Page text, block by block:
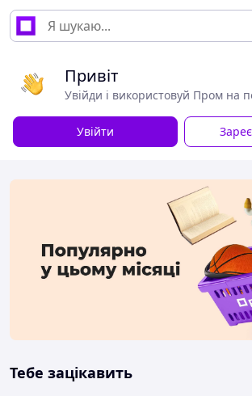
Привіт
Увійди і використовуй Пром на
Увійти
Тебе зацікавить